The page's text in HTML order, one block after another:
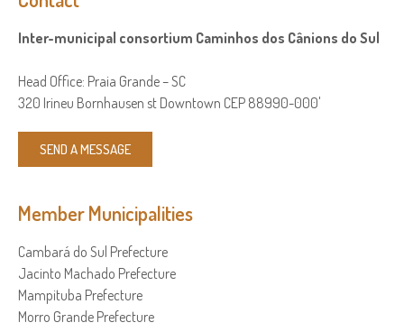
Inter-municipal consortium Caminhos dos Cânions do Sul
Head Office: Praia Grande – SC
320 Irineu Bornhausen st Downtown CEP 88990-000'
SEND A MESSAGE
Member Municipalities
Cambará do Sul Prefecture
Jacinto Machado Prefecture
Mampituba Prefecture
Morro Grande Prefecture